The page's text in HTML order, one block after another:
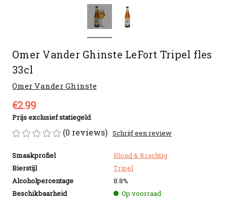
Omer Vander Ghinste LeFort Tripel fles
33cl
Omer Vander Ghinste
€2.99
Prijs exclusief statiegeld
(0 reviews) Schrijf een review
Smaakprofiel
Blond & Krachtig
Bierstijl
Tripel
Alcoholpercentage
8.8%
Beschikbaarheid
Op voorraad